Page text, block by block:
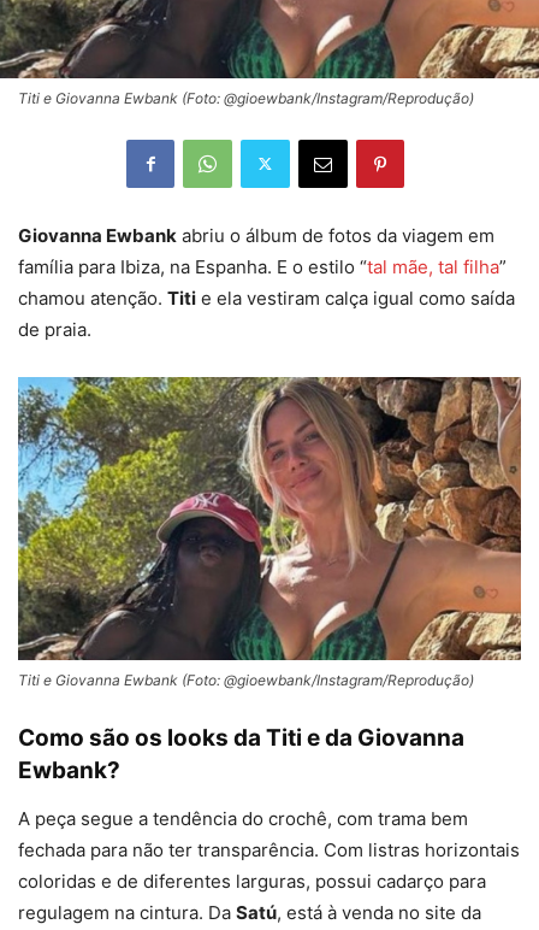
Titi e Giovanna Ewbank (Foto: @gioewbank/Instagram/Reprodução)
Giovanna Ewbank abriu o álbum de fotos da viagem em
família para Ibiza, na Espanha. E o estilo “tal mãe, tal filha”
chamou atenção. Titi e ela vestiram calça igual como saída
de praia.
Titi e Giovanna Ewbank (Foto: @gioewbank/Instagram/Reprodução)
Como são os looks da Titi e da Giovanna
Ewbank?
A peça segue a tendência do crochê, com trama bem
fechada para não ter transparência. Com listras horizontais
coloridas e de diferentes larguras, possui cadarço para
regulagem na cintura. Da Satú, está à venda no site da